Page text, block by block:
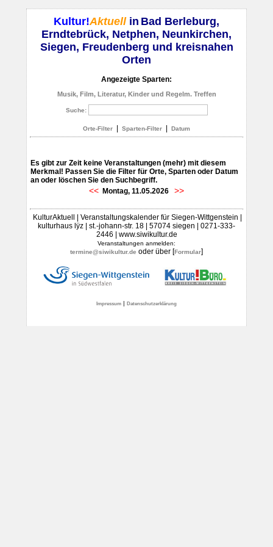
Kultur!Aktuellin Bad Berleburg,
Erndtebrück, Netphen, Neunkirchen,
Siegen, Freudenberg und kreisnahen
Orten
Angezeigte Sparten:
Musik, Film, Literatur, Kinder und Regelm. Treffen
Suche:
Orte-Filter Sparten-Filter Datum
Es gibt zur Zeit keine Veranstaltungen (mehr) mit diesem
Merkmal! Passen Sie die Filter für Orte, Sparten oder Datum
an oder löschen Sie den Suchbegriff.
<< Montag, 11.05.2026 >>
KulturAktuell | Veranstaltungskalender für Siegen-Wittgenstein |
kulturhaus lÿz | st.-johann-str. 18 | 57074 siegen | 0271-333-
2446 | www.siwikultur.de
Veranstaltungen anmelden:
termine@siwikultur.de oder über [Formular]
Impressum | Datenschutzerklärung